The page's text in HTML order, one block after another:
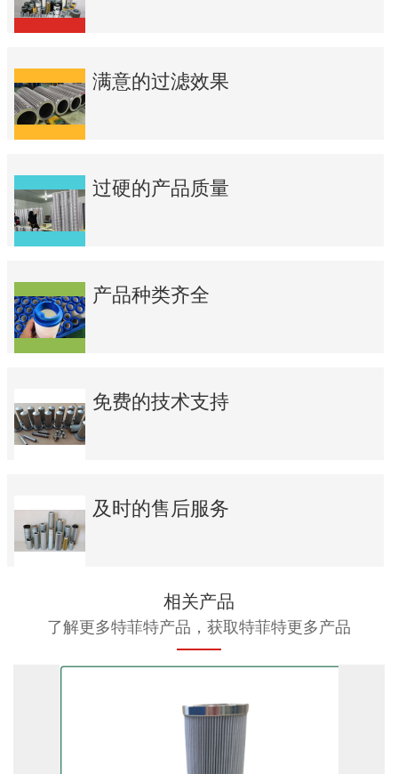
满意的过滤效果
过硬的产品质量
产品种类齐全
免费的技术支持
及时的售后服务
相关产品
了解更多特菲特产品，获取特菲特更多产品